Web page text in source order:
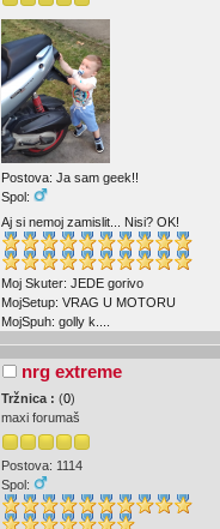
Postova: Ja sam geek!!
Spol:
Aj si nemoj zamislit... Nisi? OK!
Moj Skuter: JEDE gorivo
MojSetup: VRAG U MOTORU
MojSpuh: golly k....
nrg extreme
Tržnica :(0)
maxi forumaš
Postova: 1114
Spol: